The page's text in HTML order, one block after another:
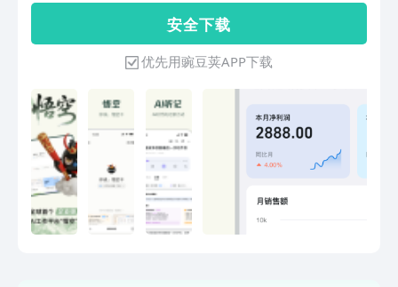
造力的数字化组织，实现从协作到业务的
全链路升级。如今，80%的中国500强企
业共同选择钉钉，包括人民日报、中国联
通、中国广电、一汽集团、宁德时代、赛
力斯汽车、新浪微博、虎扑、中国铁建、
太平洋保险、申通快递、长龙航空、柳钢
集团、蒙牛、安踏、立白、百丽国际、宇
树科技等，覆盖各行各业的标杆客户。钉
钉以AI驱动协作，以智能连接价值，让每
个企业更快、更强、更具创造力。 你可
以这样打开钉钉： 1、「悟空」让AI真正
为组织创造价值 【全球首个企业级AI原
安 全 下 载
优先用豌豆荚APP下载